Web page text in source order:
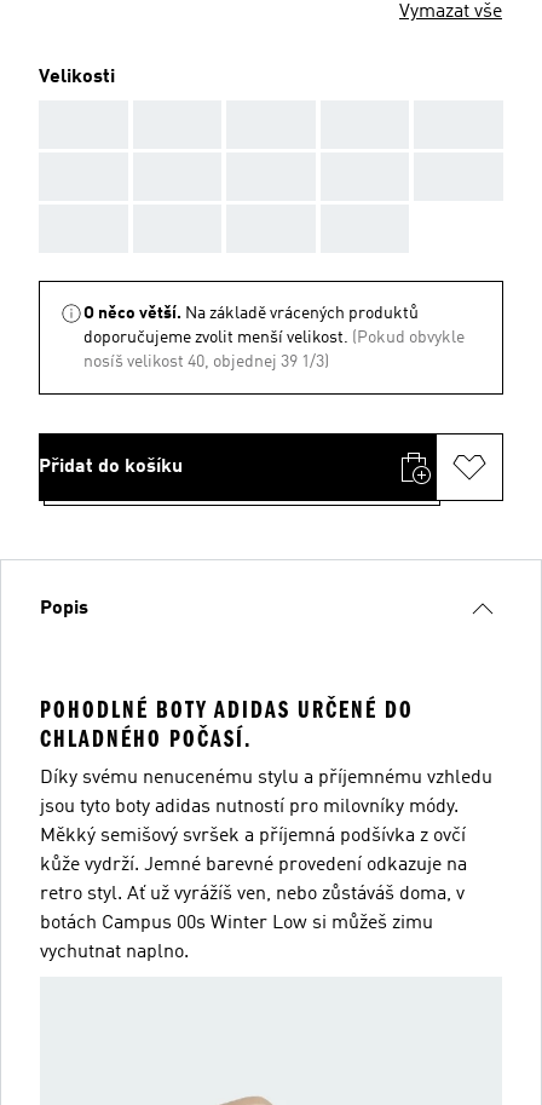
Vymazat vše
Velikosti
O něco větší. Na základě vrácených produktů
doporučujeme zvolit menší velikost. (Pokud obvykle
nosíš velikost 40, objednej 39 1/3)
Přidat do košíku
Popis
POHODLNÉ BOTY ADIDAS URČENÉ DO
CHLADNÉHO POČASÍ.
Díky svému nenucenému stylu a příjemnému vzhledu
jsou tyto boty adidas nutností pro milovníky módy.
Měkký semišový svršek a příjemná podšívka z ovčí
kůže vydrží. Jemné barevné provedení odkazuje na
retro styl. Ať už vyrážíš ven, nebo zůstáváš doma, v
botách Campus 00s Winter Low si můžeš zimu
vychutnat naplno.